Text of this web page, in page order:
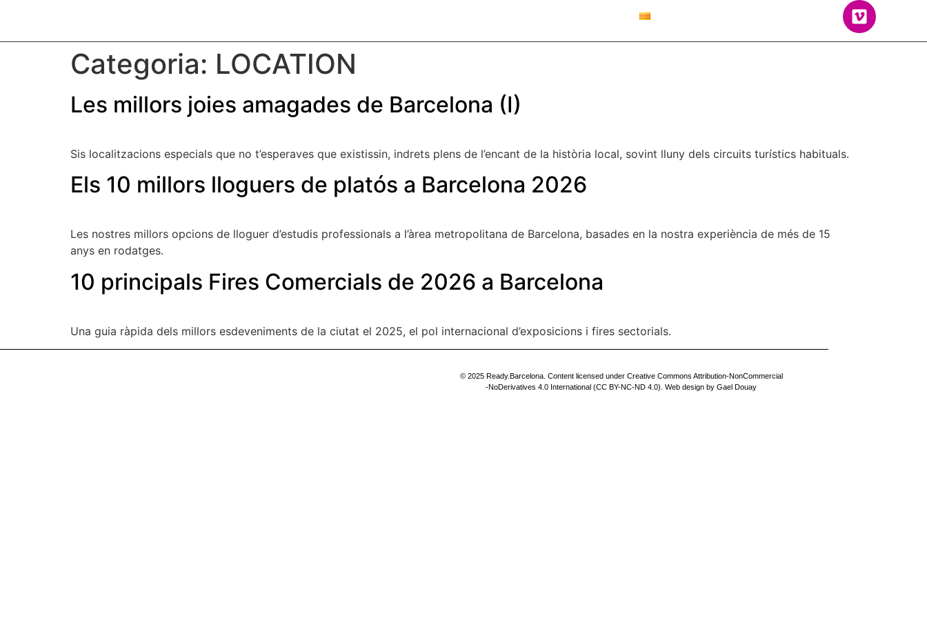
Categoria: LOCATION
Les millors joies amagades de Barcelona (I)
Sis localitzacions especials que no t’esperaves que existissin, indrets plens de l’encant de la història local, sovint lluny dels circuits turístics habituals.
Els 10 millors lloguers de platós a Barcelona 2026
Les nostres millors opcions de lloguer d’estudis professionals a l’àrea metropolitana de Barcelona, basades en la nostra experiència de més de 15
anys en rodatges.
10 principals Fires Comercials de 2026 a Barcelona
Una guia ràpida dels millors esdeveniments de la ciutat el 2025, el pol internacional d’exposicions i fires sectorials.
© 2025 Ready.Barcelona. Content licensed under Creative Commons Attribution-NonCommercial
-NoDerivatives 4.0 International (CC BY-NC-ND 4.0). Web design byGael Douay